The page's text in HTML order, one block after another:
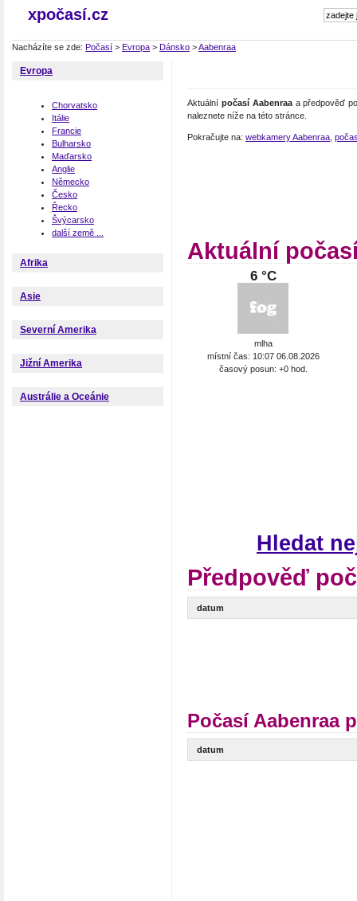
xpočasí.cz
Nacházíte se zde: Počasí > Evropa > Dánsko >Aabenraa
Evropa
Chorvatsko
Itálie
Francie
Bulharsko
Maďarsko
Anglie
Německo
Česko
Řecko
Švýcarsko
další země ...
Afrika
Asie
Severní Amerika
Jižní Amerika
Austrálie a Oceánie
Aktuální počasí Aabenraaa předpověď
naleznete níže na této stránce.
Pokračujte na: webkamery Aabenraa
Aktuální
6 °C
mlha
místní čas: 10:07 06.08.2026
časový posun: +0 hod.
Hledat
Předpověď
datum
Počasí Aabenraa
datum